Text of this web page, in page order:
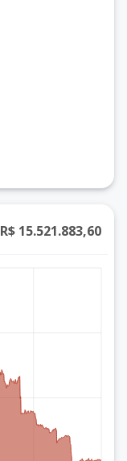
R$ 15.521.883,60